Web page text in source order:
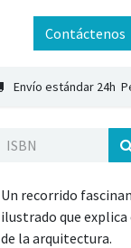
Contáctenos
Envío estándar 24h
Un recorrido
ilustrado que
de la arquitectura.